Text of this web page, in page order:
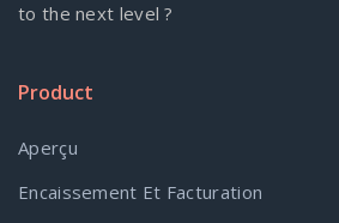
to the next level ?
Product
Aperçu
Encaissement Et Facturation